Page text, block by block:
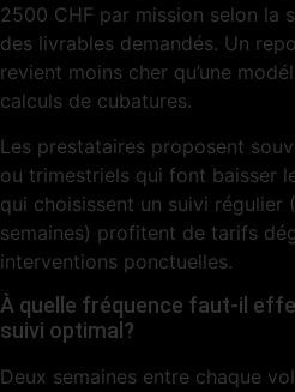
2500 CHF par mission selon la
des livrables demandés. Un
revient moins cher qu’une
calculs de cubatures.
Les prestataires proposent
ou trimestriels qui font baisser
qui choisissent un suivi régulier
semaines) profitent de tarifs
interventions ponctuelles.
À quelle fréquence faut-il
suivi optimal?
Deux semaines entre chaque